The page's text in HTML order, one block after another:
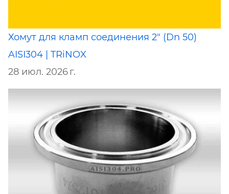
Хомут для кламп соединения 2" (Dn 50)
AISI304 | TRiNOX
28 июл. 2026 г.